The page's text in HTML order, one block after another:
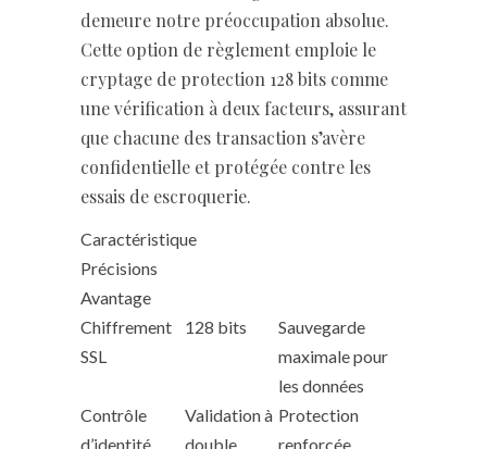
demeure notre préoccupation absolue.
Cette option de règlement emploie le
cryptage de protection 128 bits comme
une vérification à deux facteurs, assurant
que chacune des transaction s’avère
confidentielle et protégée contre les
essais de escroquerie.
Caractéristique
Précisions
Avantage
Chiffrement
SSL
128 bits
Sauvegarde
maximale pour
les données
Contrôle
d’identité
Validation à
double
Protection
renforcée